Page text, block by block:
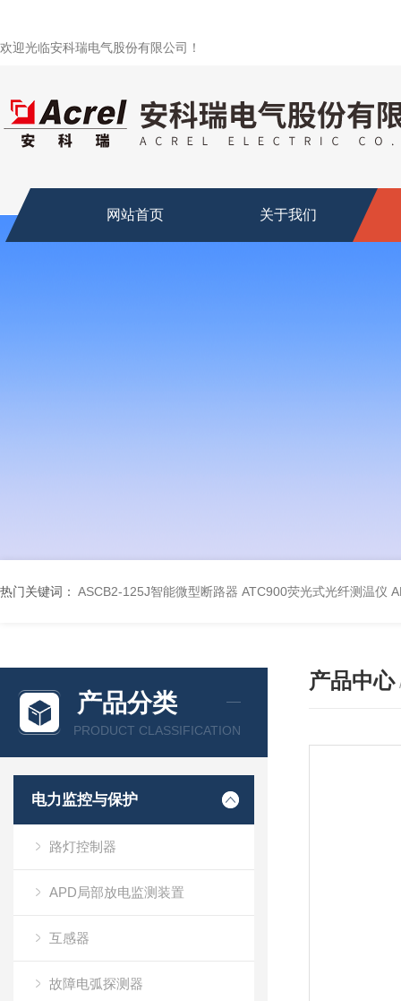
欢迎光临安科瑞电气股份有限公司！
网站首页 关于我们
热门关键词： ASCB2-125J智能微型断路器 ATC900荧光式光纤测温仪
产品分类
PRODUCT CLASSIFICATION
电力监控与保护
路灯控制器
APD局部放电监测装置
互感器
故障电弧探测器
产品中心